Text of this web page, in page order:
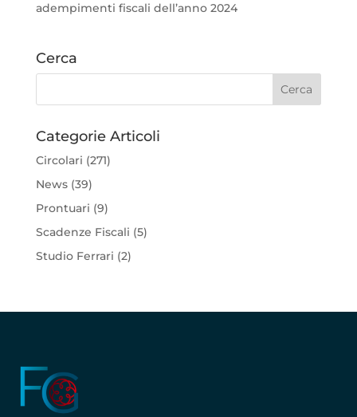
adempimenti fiscali dell’anno 2024
Cerca
Categorie Articoli
Circolari (271)
News(39)
Prontuari (9)
Scadenze Fiscali (5)
Studio Ferrari (2)